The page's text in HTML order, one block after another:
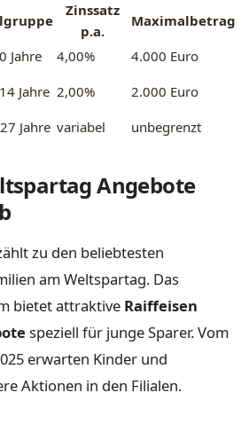
Zinssatz
p.a.
Maximalbetrag
Jahre 4,00%
4.000 Euro
Jahre 2,00%
2.000 Euro
Jahre variabel unbegrenzt
Angebote
zu den beliebtesten
am Weltspartag. Das
bietet attraktive Raiffeisen
speziell für junge Sparer. Vom
erwarten Kinder und
Aktionen in den Filialen.